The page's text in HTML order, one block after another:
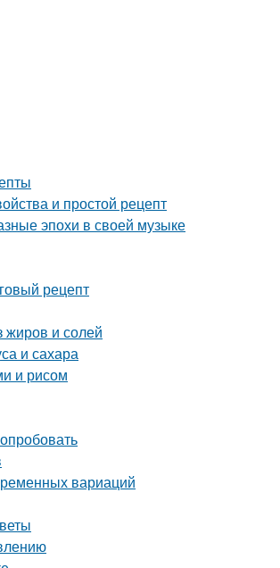
и простой рецепт
эпохи в своей музыке
рецепт
жиров и солей
и сахара
и рисом
вариаций